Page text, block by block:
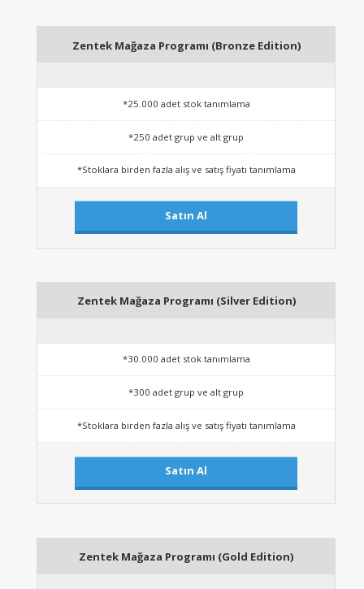
Zentek Mağaza Programı (Bronze Edition)
*25.000 adet stok tanımlama
*250 adet grup ve alt grup
*Stoklara birden fazla alış ve satış fiyatı tanımlama
Satın Al
Zentek Mağaza Programı (Silver Edition)
*30.000 adet stok tanımlama
*300 adet grup ve alt grup
*Stoklara birden fazla alış ve satış fiyatı tanımlama
Satın Al
Zentek Mağaza Programı (Gold Edition)